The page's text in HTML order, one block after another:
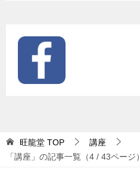
旺龍堂 TOP
講座
「講座」の記事一覧（4 / 43ページ）